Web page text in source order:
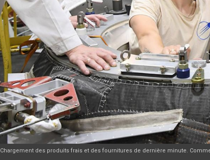
Chargement des produits frais et des fournitures de dernière minute.